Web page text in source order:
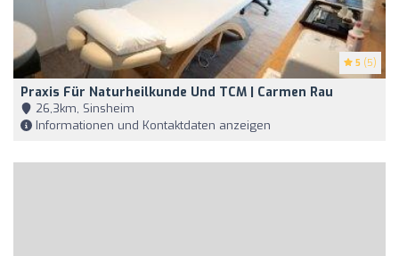
5 (5)
Praxis Für Naturheilkunde Und TCM | Carmen Rau
26,3km, Sinsheim
Informationen und Kontaktdaten anzeigen